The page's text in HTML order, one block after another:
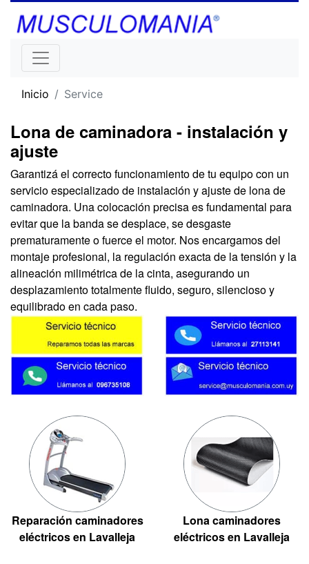
Inicio Service
Lona de caminadora - instalación y
ajuste
Garantizá el correcto funcionamiento de tu equipo con un
servicio especializado de instalación y ajuste de lona de
caminadora. Una colocación precisa es fundamental para
evitar que la banda se desplace, se desgaste
prematuramente o fuerce el motor. Nos encargamos del
montaje profesional, la regulación exacta de la tensión y la
alineación milimétrica de la cinta, asegurando un
desplazamiento totalmente fluido, seguro, silencioso y
equilibrado en cada paso.
Reparación caminadores
eléctricos en Lavalleja
Lona caminadores
eléctricos en Lavalleja